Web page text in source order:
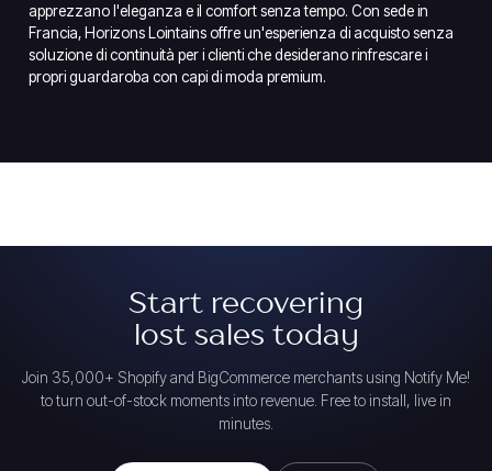
apprezzano l'eleganza e il comfort senza tempo. Con sede in
Francia, Horizons Lointains offre un'esperienza di acquisto senza
soluzione di continuità per i clienti che desiderano rinfrescare i
propri guardaroba con capi di moda premium.
Start recovering
lost sales today
Join 35,000+ Shopify and BigCommerce merchants using Notify Me!
to turn out-of-stock moments into revenue. Free to install, live in
minutes.